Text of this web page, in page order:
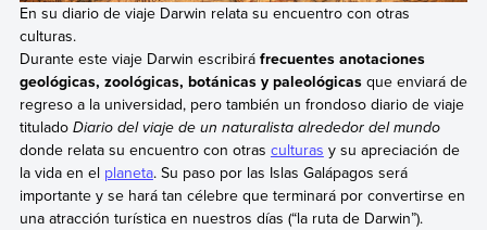
En su diario de viaje Darwin relata su encuentro con otras
culturas.
Durante este viaje Darwin escribirá frecuentes anotaciones
geológicas, zoológicas, botánicas y paleológicasque enviará de
regreso a la universidad, pero también un frondoso diario de viaje
titulado Diario del viaje de un naturalista alrededor del mundo
donde relata su encuentro con otras culturas y su apreciación de
la vida en el planeta. Su paso por las Islas Galápagos será
importante y se hará tan célebre que terminará por convertirse en
una atracción turística en nuestros días (“la ruta de Darwin”).